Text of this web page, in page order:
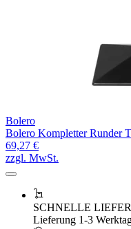
Bolero
Bolero Kompletter Runder
69,27 €
zzgl. MwSt.
SCHNELLE
Lieferung 1-3